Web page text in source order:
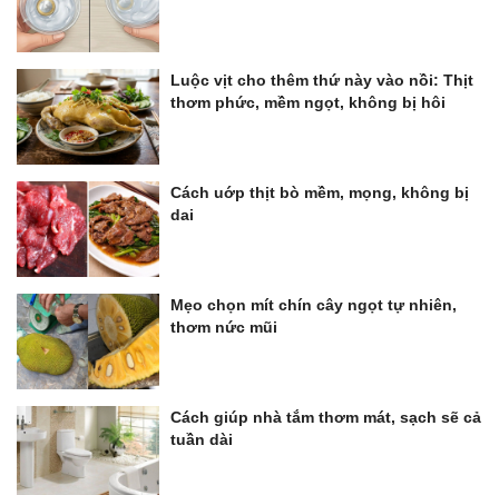
Luộc vịt cho thêm thứ này vào nồi: Thịt
thơm phức, mềm ngọt, không bị hôi
Cách uớp thịt bò mềm, mọng, không bị
dai
Mẹo chọn mít chín cây ngọt tự nhiên,
thơm nức mũi
Cách giúp nhà tắm thơm mát, sạch sẽ cả
tuần dài